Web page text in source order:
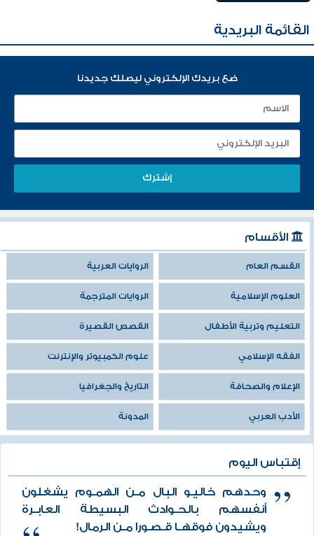
القائمة البريدية
ضع بريدك الإلكتروني ليصلك جديدنا
الأقسام
القسم العام الروايات العربية
العلوم الإسلامية الروايات المترجمة
التعليم وتربية الأطفال القصص القصيرة
الفقه الإسلامي علوم الكمبيوتر والإنترنت
الإعلام والصحافة التاريخ والجغرافيا
الأدب العربي المدونة
إقتباس اليوم
وحدهم خاليـو البال مـن الهمـوم يشغلون
أنفسهم بالحـوادث البسيطة العابـرة
ويشيدون فوقهـا قـصـورا مـن الرمال!